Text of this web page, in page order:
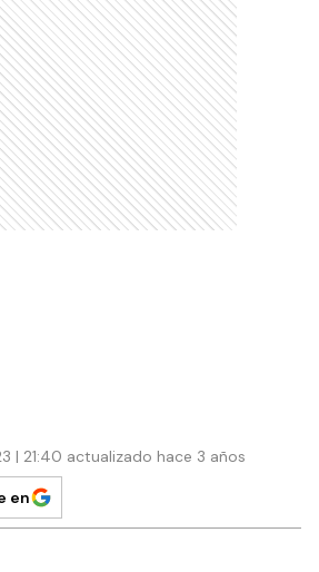
| 21:40 actualizado hace 3 años
en